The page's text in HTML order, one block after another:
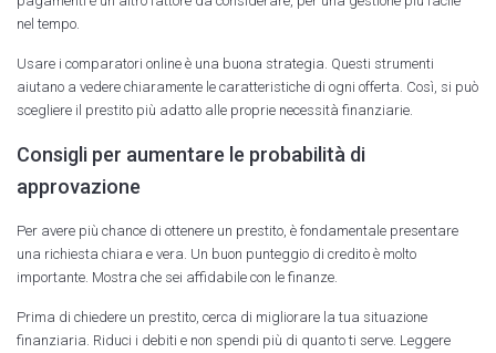
nel tempo.
Usare i comparatori online è una buona strategia. Questi strumenti
aiutano a vedere chiaramente le caratteristiche di ogni offerta. Così, si può
scegliere il prestito più adatto alle proprie necessità finanziarie.
Consigli per aumentare le probabilità di
approvazione
Per avere più chance di ottenere un prestito, è fondamentale presentare
una richiesta chiara e vera. Un buon punteggio di credito è molto
importante. Mostra che sei affidabile con le finanze.
Prima di chiedere un prestito, cerca di migliorare la tua situazione
finanziaria. Riduci i debiti e non spendi più di quanto ti serve. Leggere